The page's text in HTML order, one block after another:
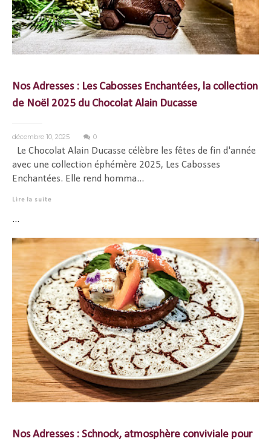
Nos Adresses : Les Cabosses Enchantées, la collection
de Noël 2025 du Chocolat Alain Ducasse
décembre 10, 2025 0
Le Chocolat Alain Ducasse célèbre les fêtes de fin d'année
avec une collection éphémère 2025, Les Cabosses
Enchantées. Elle rend homma...
Lire la suite
...
Nos Adresses : Schnock, atmosphère conviviale pour